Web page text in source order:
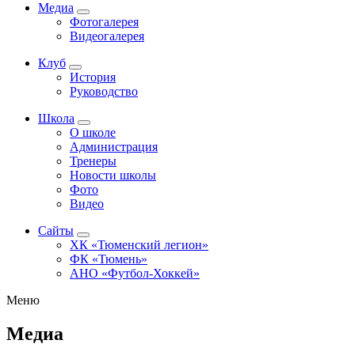
Медиа
Фотогалерея
Видеогалерея
Клуб
История
Руководство
Школа
О школе
Администрация
Тренеры
Новости школы
Фото
Видео
Сайты
ХК «Тюменский легион»
ФК «Тюмень»
АНО «Футбол-Хоккей»
Меню
Медиа